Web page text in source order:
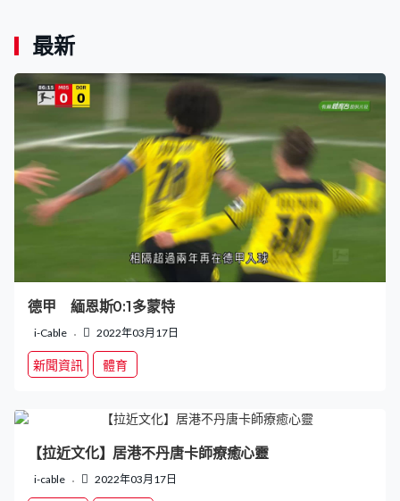
最新
德甲 緬恩斯0:1多蒙特
i-Cable 2022年03月17日
新聞資訊 體育
【拉近文化】居港不丹唐卡師療癒心靈
i-cable 2022年03月17日